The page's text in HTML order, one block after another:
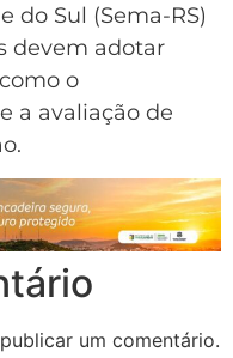
do Sul (Sema-RS)
devem adotar
o
a avaliação de
um comentário.